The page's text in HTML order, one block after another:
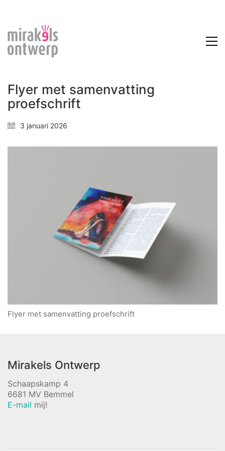
Flyer met samenvatting
proefschrift
3 januari 2026
Flyer met samenvatting proefschrift
Mirakels Ontwerp
Schaapskamp 4
6681 MV Bemmel
E-mail mij!